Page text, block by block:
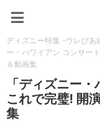
ディズニー特集 -ウレぴあ
ー・ハワイアン コンサー
＆動画集
「ディズニー
これで完璧! 開
集